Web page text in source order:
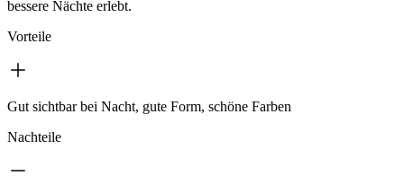
bessere Nächte erlebt.
Vorteile
Gut sichtbar bei Nacht, gute Form, schöne Farben
Nachteile